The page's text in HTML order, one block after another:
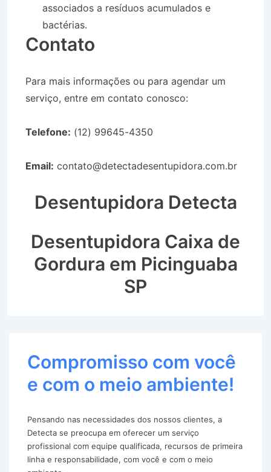
associados a resíduos acumulados e
bactérias.
Contato
Para mais informações ou para agendar um
serviço, entre em contato conosco:
Telefone: (12) 99645-4350
Email: contato@detectadesentupidora.com.br
Desentupidora Detecta
Desentupidora Caixa de
Gordura em Picinguaba
SP
Compromisso com você
e com o meio ambiente!
Pensando nas necessidades dos nossos clientes, a
Detecta se preocupa em oferecer um serviço
profissional com equipe qualificada, recursos de primeira
linha e responsabilidade, com você e com o meio